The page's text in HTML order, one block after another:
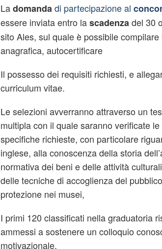
Ladomanda di partecipazione al
essere inviata entro lascadenza del 30
sito Ales, sul quale è possibile
anagrafica, autocertificare
Il possesso dei requisiti richiesti, e
curriculum vitae.
Le selezioni avverranno attraverso un
multipla con il quale saranno verificate
specifiche richieste, con particolare
inglese, alla conoscenza della storia
normativa dei beni e delle attività
delle tecniche di accoglienza del
protezione nei musei,
I primi 120 classificati nella graduatoria
ammessi a sostenere un colloquio
motivazionale.